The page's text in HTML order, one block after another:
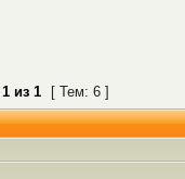
1 из 1 [ Тем: 6 ]